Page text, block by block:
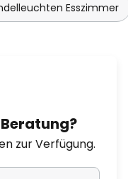
Esszimmer
zur Verfügung.